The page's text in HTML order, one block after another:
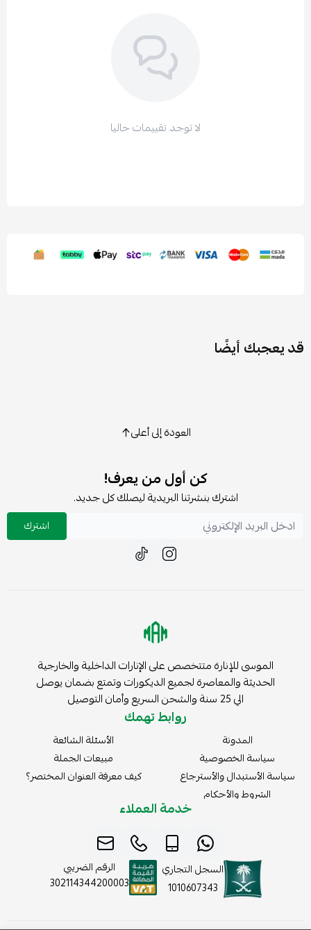
لا توجد تقييمات حاليا
قد يعجبك أيضًا
العودة إلى أعلى
كن أول من يعرف!
اشترك بنشرتنا البريدية ليصلك كل جديد.
اشترك
الموسى للإنارة متتخصص على الإنارات الداخلية والخارجية
الحديثة والمعاصرة لجميع الديكورات وتمتع بضمان يوصل
الي 25 سنة والشحن السريع وأمان التوصيل
روابط تهمك
المدونة
سياسة الخصوصية
سياسة الأستبدال والأسترجاع
الشروط والأحكام
الأسئلة الشائعة
مبيعات الجملة
كيف معرفة العنوان المختصر؟
خدمة العملاء
السجل التجاري
1010607343
الرقم الضريبي
302114344200003